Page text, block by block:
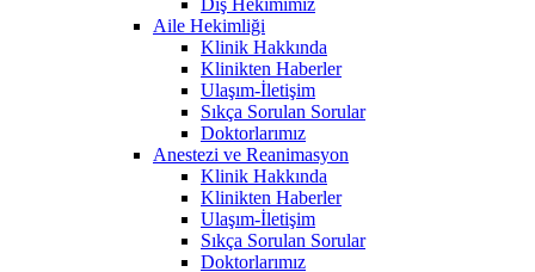
Aile Hekimliği
Klinik Hakkında
Klinikten Haberler
Ulaşım-İletişim
Sıkça Sorulan Sorular
Doktorlarımız
Anestezi ve Reanimasyon
Klinik Hakkında
Klinikten Haberler
Ulaşım-İletişim
Sıkça Sorulan Sorular
Doktorlarımız